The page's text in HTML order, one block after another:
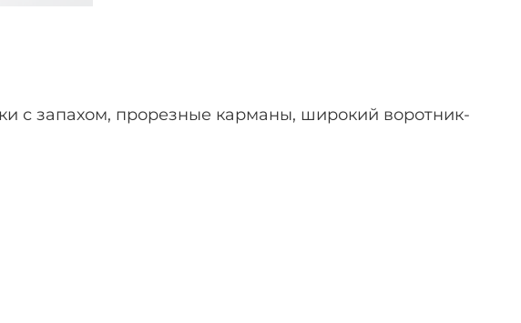
с запахом, прорезные карманы, широкий воротник-